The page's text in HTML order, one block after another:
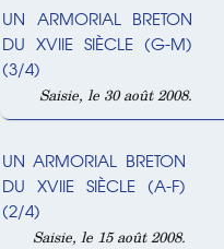
UN ARMORIAL BRETON
DU XVIIE SIÈCLE (G-M)
(3/4)
Saisie, le 30 août 2008.
UN ARMORIAL BRETON
DU XVIIE SIÈCLE (A-F)
(2/4)
Saisie, le 15 août 2008.